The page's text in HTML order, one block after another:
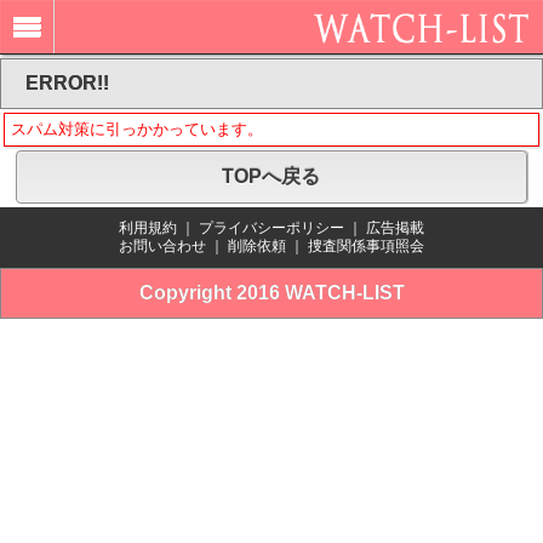
ERROR!!
スパム対策に引っかかっています。
TOPへ戻る
利用規約 プライバシーポリシー
広告掲載
お問い合わせ
削除依頼 捜査関係事項照会
Copyright 2016 WATCH-LIST